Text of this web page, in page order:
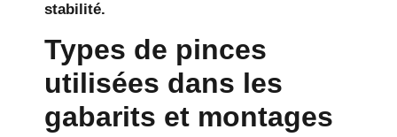
stabilité.
Types de pinces
utilisées dans les
gabarits et montages